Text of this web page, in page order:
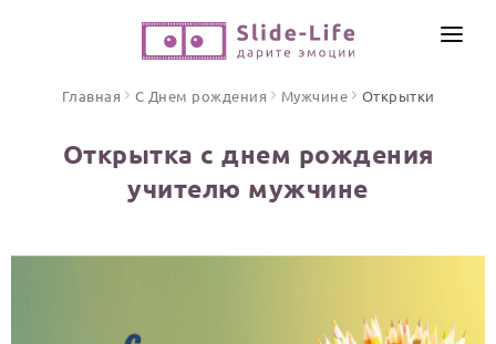
ПО ФОРМАТУ
Песни поздравления
Стихи и тексты
ИНСТРУМЕНТЫ
Главная С Днем рождения Мужчине Открытки
Открытка с днем рождения
учителю мужчине